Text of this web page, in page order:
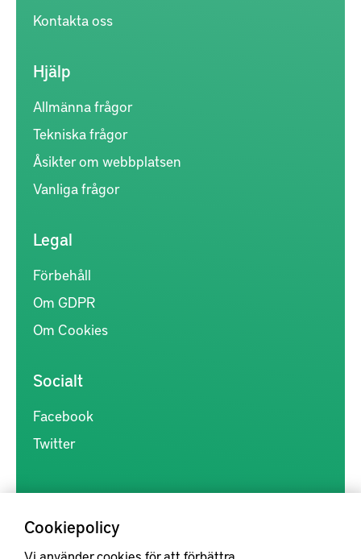
Cookiepolicy
Kontakta oss
Hjälp
Allmänna frågor
Tekniska frågor
Åsikter om webbplatsen
Vanliga frågor
Legal
Förbehåll
Om GDPR
Om Cookies
Socialt
Facebook
Twitter